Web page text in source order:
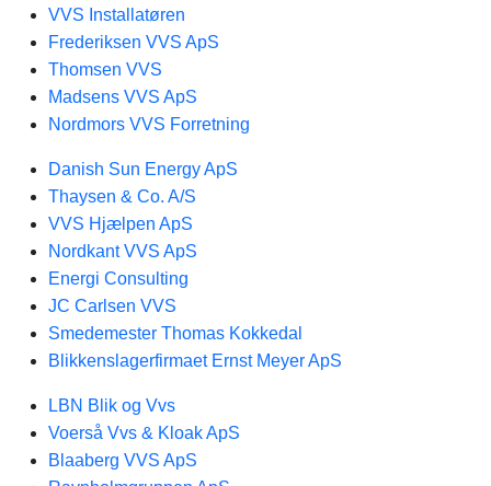
VVS Installatøren
Frederiksen VVS ApS
Thomsen VVS
Madsens VVS ApS
Nordmors VVS Forretning
Danish Sun Energy ApS
Thaysen & Co. A/S
VVS Hjælpen ApS
Nordkant VVS ApS
Energi Consulting
JC Carlsen VVS
Smedemester Thomas Kokkedal
Blikkenslagerfirmaet Ernst Meyer ApS
LBN Blik og Vvs
Voerså Vvs & Kloak ApS
Blaaberg VVS ApS